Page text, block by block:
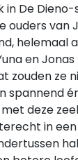
De
ouders van
helemaal
en Jonas
zouden ze
spannend
deze
in